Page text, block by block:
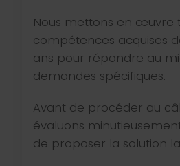
Nous mettons en œuvre
compétences acquises
ans pour répondre au
demandes spécifiques.
Avant de procéder au
évaluons
de proposer la solution